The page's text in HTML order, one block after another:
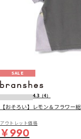
SALE
4.3 （4）
【おそろい】レモン＆フラワー
アウトレット価格
￥990